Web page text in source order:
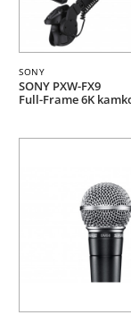
SONY
SONY PXW-FX9
Full-Frame 6K